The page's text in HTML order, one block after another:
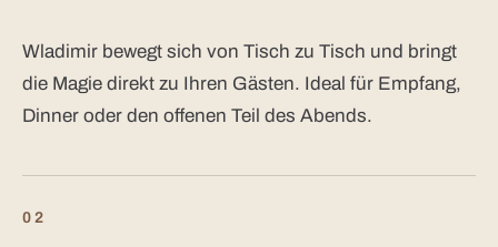
Wladimir bewegt sich von Tisch zu Tisch und bringt
die Magie direkt zu Ihren Gästen. Ideal für Empfang,
Dinner oder den offenen Teil des Abends.
02